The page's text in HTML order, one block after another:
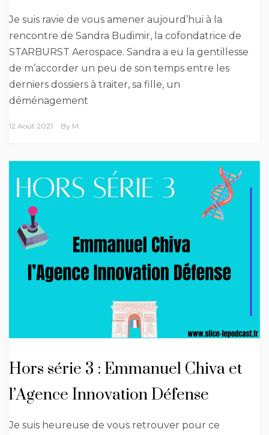
Je suis ravie de vous amener aujourd’hui à la
rencontre de Sandra Budimir, la cofondatrice de
STARBURST Aerospace. Sandra a eu la gentillesse
de m’accorder un peu de son temps entre les
derniers dossiers à traiter, sa fille, un
déménagement
12 Août 2021 By M.
Hors série 3 : Emmanuel Chiva et
l’Agence Innovation Défense
Je suis heureuse de vous retrouver pour ce